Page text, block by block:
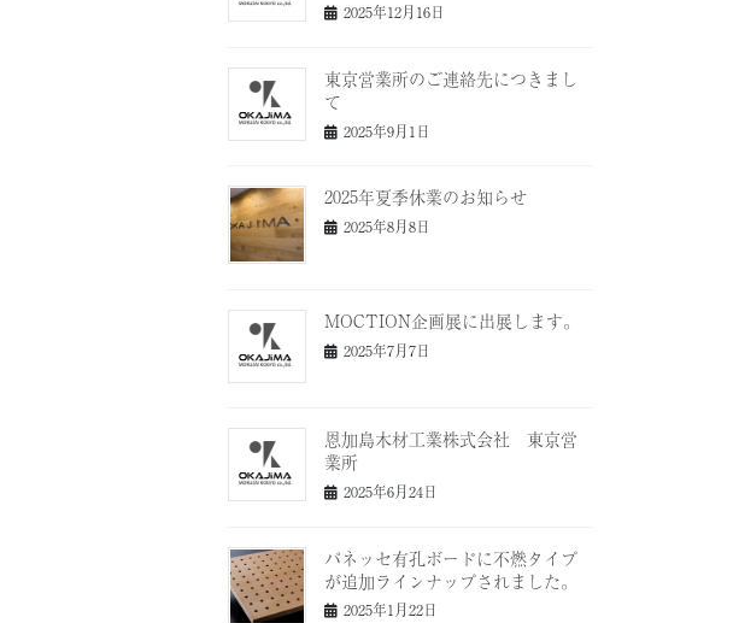
2025年12月16日
東京営業所のご連絡先につきまし
て
2025年9月1日
2025年夏季休業のお知らせ
2025年8月8日
MOCTION企画展に出展します。
2025年7月7日
恩加島木材工業株式会社 東京営
業所
2025年6月24日
パネッセ有孔ボードに不燃タイプ
が追加ラインナップされました。
2025年1月22日